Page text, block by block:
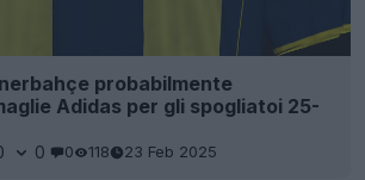
probabilmente
Adidas per gli spogliatoi 25-
0 0 118 23 Feb 2025